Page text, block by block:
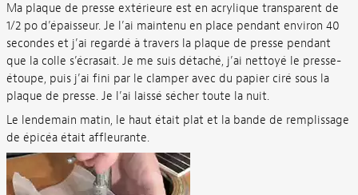
Ma plaque de presse extérieure est en acrylique transparent de
1/2 po d’épaisseur. Je l’ai maintenu en place pendant environ 40
secondes et j’ai regardé à travers la plaque de presse pendant
que la colle s’écrasait. Je me suis détaché, j’ai nettoyé le presse-
étoupe, puis j’ai fini par le clamper avec du papier ciré sous la
plaque de presse. Je l’ai laissé sécher toute la nuit.
Le lendemain matin, le haut était plat et la bande de remplissage
de épicéa était affleurante.